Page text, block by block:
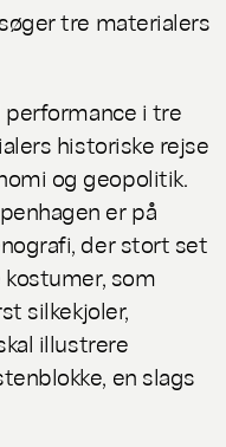
tre materialers
performance i tre
historiske rejse
og geopolitik.
er på
der stort set
som
silkekjoler,
illustrere
en slags